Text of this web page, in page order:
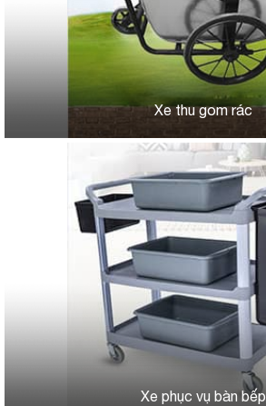
Xe thu gom rác
Xe phục vụ bàn bếp